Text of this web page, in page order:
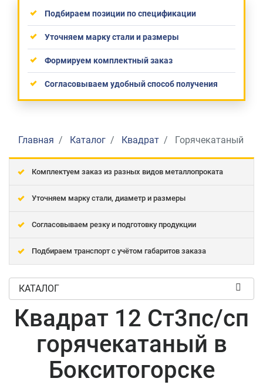
Подбираем позиции по спецификации
Уточняем марку стали и размеры
Формируем комплектный заказ
Согласовываем удобный способ получения
Главная Каталог Квадрат Горячекатаный
Комплектуем заказ из разных видов металлопроката
Уточняем марку стали, диаметр и размеры
Согласовываем резку и подготовку продукции
Подбираем транспорт с учётом габаритов заказа
КАТАЛОГ
Квадрат 12 Ст3пс/сп
горячекатаный в
Бокситогорске